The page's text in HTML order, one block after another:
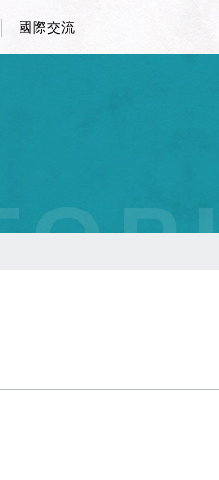
國際交流